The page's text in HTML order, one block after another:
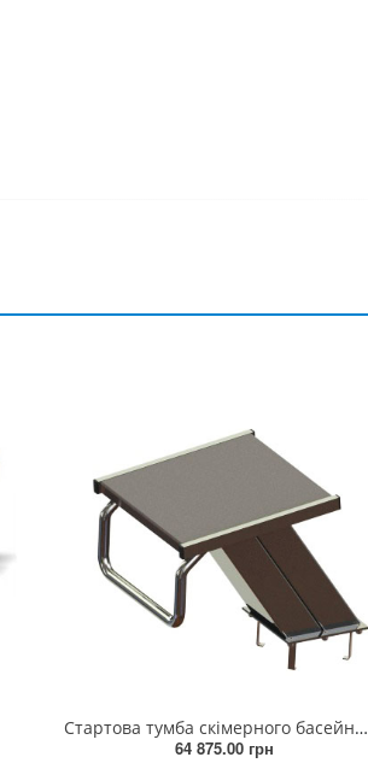
Стартова тумба скiмерного басейну h 400 мм
64 875.00 грн